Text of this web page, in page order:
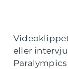
eller